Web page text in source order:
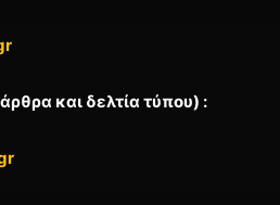
και δελτία τύπου) :